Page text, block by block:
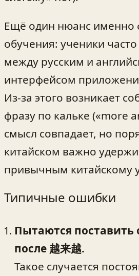
Ещё один нюанс именно
обучения: ученики
между русским и
интерфейсом
Из‑за этого возникает
фразу по кальке («more
смысл совпадает, но
китайском важно
привычным китайскому
Типичные ошибки
Пытаются поставить
после 越来越.
Такое случается